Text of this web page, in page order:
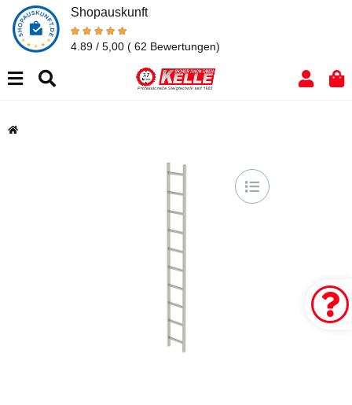
Shopauskunft
4.89 / 5,00 ( 62 Bewertungen)